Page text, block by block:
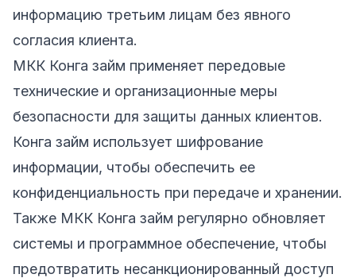
информацию третьим лицам без явного
согласия клиента.
МКК Конга займ применяет передовые
технические и организационные меры
безопасности для защиты данных клиентов.
Конга займ использует шифрование
информации, чтобы обеспечить ее
конфиденциальность при передаче и хранении.
Также МКК Конга займ регулярно обновляет
системы и программное обеспечение, чтобы
предотвратить несанкционированный доступ